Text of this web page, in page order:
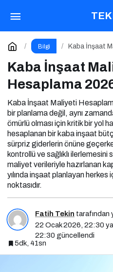
Bilgi Kaba İnşaat
Kaba İnşaat
Hesaplama
Kaba İnşaat Maliyeti
bir planlama değil, aynı
ömürlü olması için kritik bir yol
hesaplanan bir kaba inşaat
sürpriz giderlerin önüne
kontrollü ve sağlıklı
maliyet verileriyle hazırlanan
yılında inşaat planlayan
noktasıdır.
Fatih Tekin tarafından
22 Ocak 2026, 22:30
22:30 güncellendi
5dk, 41sn
Kaba İnşaat
Yorum Yap